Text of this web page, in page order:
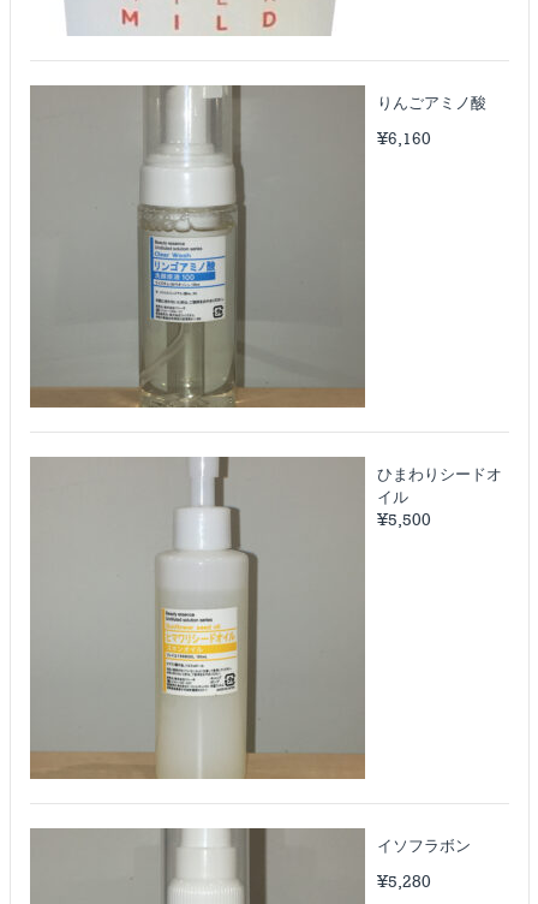
りんごアミノ酸
¥6,160
ひまわりシードオ
イル
¥5,500
イソフラボン
¥5,280